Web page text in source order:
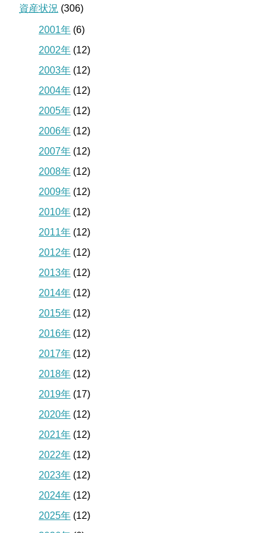
資産状況 (306)
2001年 (6)
2002年 (12)
2003年 (12)
2004年 (12)
2005年 (12)
2006年 (12)
2007年 (12)
2008年 (12)
2009年 (12)
2010年 (12)
2011年 (12)
2012年 (12)
2013年 (12)
2014年 (12)
2015年 (12)
2016年 (12)
2017年 (12)
2018年 (12)
2019年 (17)
2020年 (12)
2021年 (12)
2022年 (12)
2023年 (12)
2024年 (12)
2025年 (12)